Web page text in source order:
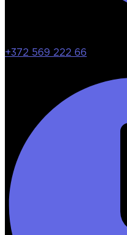
+372 569 222 66